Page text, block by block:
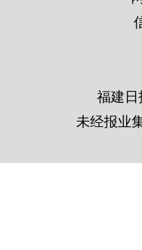
福建日
未经报业